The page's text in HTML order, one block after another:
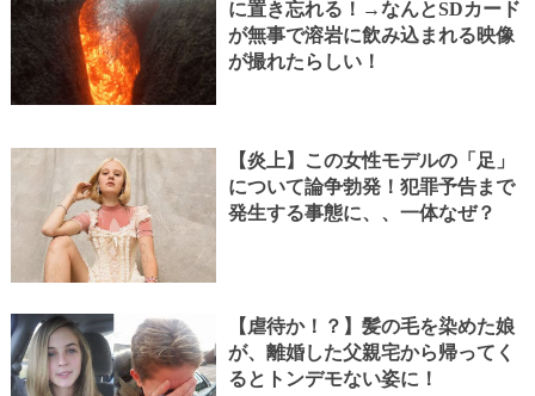
に置き忘れる！→なんとSDカード
が無事で溶岩に飲み込まれる映像
が撮れたらしい！
【炎上】この女性モデルの「足」
について論争勃発！犯罪予告まで
発生する事態に、、一体なぜ？
【虐待か！？】髪の毛を染めた娘
が、離婚した父親宅から帰ってく
るとトンデモない姿に！